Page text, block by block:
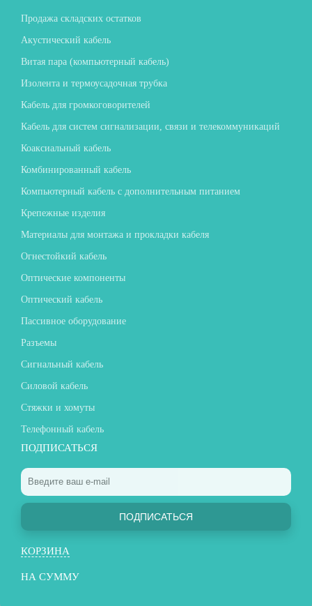
Продажа складских остатков
Акустический кабель
Витая пара (компьютерный кабель)
Изолента и термоусадочная трубка
Кабель для громкоговорителей
Кабель для систем сигнализации, связи и телекоммуникаций
Коаксиальный кабель
Комбинированный кабель
Компьютерный кабель с дополнительным питанием
Крепежные изделия
Материалы для монтажа и прокладки кабеля
Огнестойкий кабель
Оптические компоненты
Оптический кабель
Пассивное оборудование
Разъемы
Сигнальный кабель
Силовой кабель
Стяжки и хомуты
Телефонный кабель
ПОДПИСАТЬСЯ
ПОДПИСАТЬСЯ
КОРЗИНА
НА СУММУ